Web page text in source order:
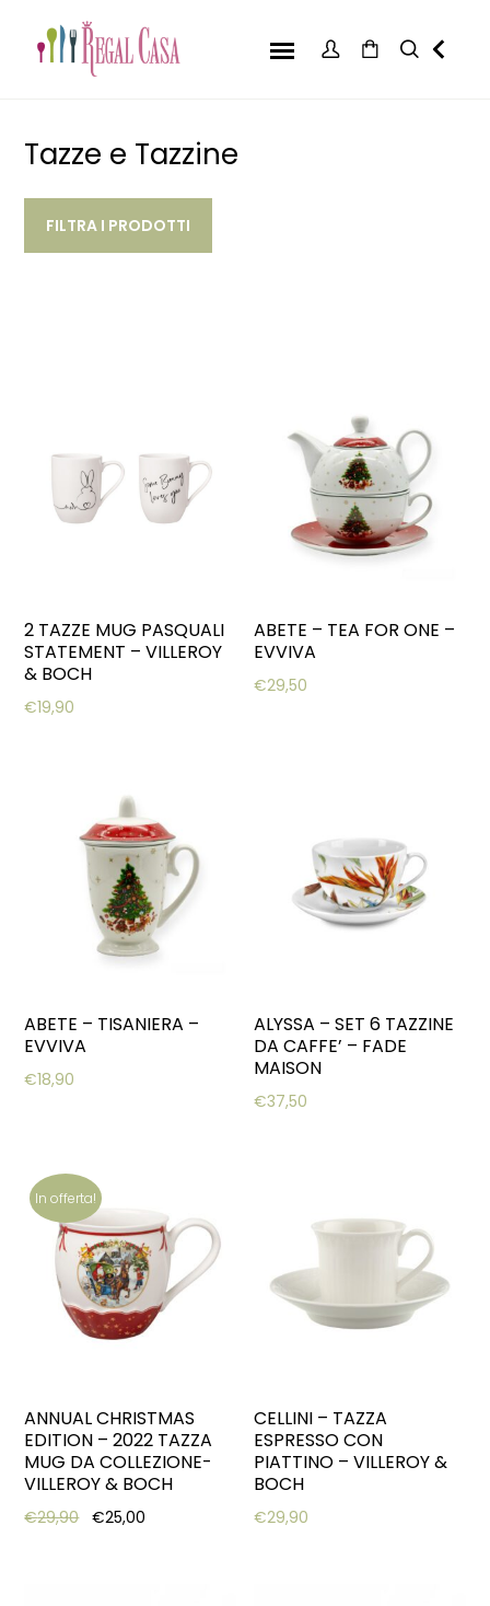
Tazze e Tazzine
FILTRA I PRODOTTI
2 TAZZE MUG PASQUALI
STATEMENT – VILLEROY
& BOCH
€19,90
ABETE – TEA FOR ONE –
EVVIVA
€29,50
ABETE – TISANIERA –
EVVIVA
€18,90
ALYSSA – SET 6 TAZZINE
DA CAFFE’ – FADE
MAISON
€37,50
In offerta!
ANNUAL CHRISTMAS
EDITION – 2022 TAZZA
MUG DA COLLEZIONE-
VILLEROY & BOCH
€29,90 Original price was: €29,90.
€25,00 Current price is: €25,00.
CELLINI – TAZZA
ESPRESSO CON
PIATTINO – VILLEROY &
BOCH
€29,90